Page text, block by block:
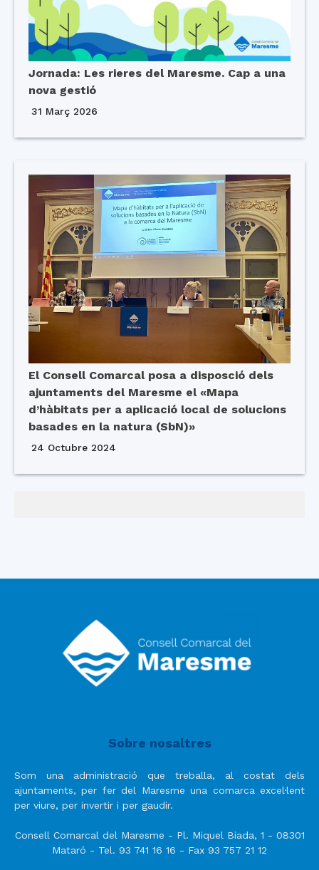
Jornada: Les rieres del Maresme. Cap a una
nova gestió
31 Març 2026
El Consell Comarcal posa a disposció dels
ajuntaments del Maresme el «Mapa
d’hàbitats per a aplicació local de solucions
basades en la natura (SbN)»
24 Octubre 2024
Sobre nosaltres
Som una administració que treballa, al costat dels
ajuntaments, per fer del Maresme una comarca excel·lent
per viure, per invertir i per gaudir.
Consell Comarcal del Maresme - Pl. Miquel Biada, 1 - 08301
Mataró - Tel. 93 741 16 16 - Fax 93 757 21 12